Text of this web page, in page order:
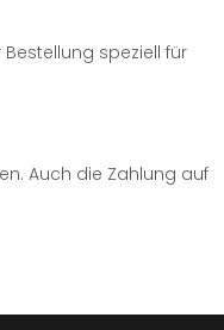
speziell für
Auch die Zahlung auf